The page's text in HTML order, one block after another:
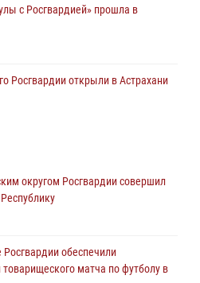
с Росгвардией» прошла в
Росгвардии открыли в Астрахани
задержаны подозреваемые в
схемы
сбор с руководящим
округом Росгвардии совершил
обеспечили
матча по футболу в